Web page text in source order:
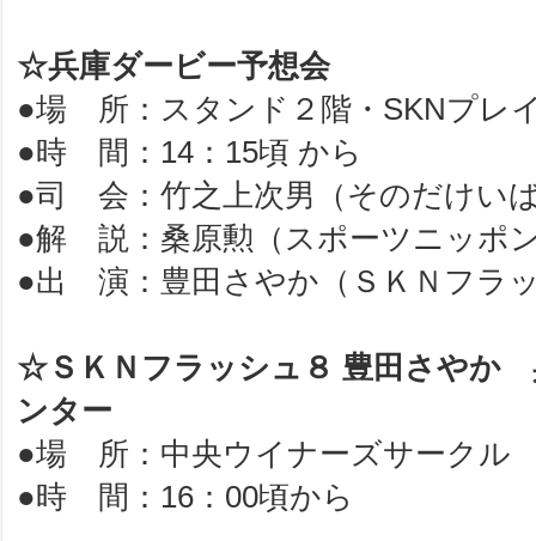
☆兵庫ダービー予想会
●場 所：スタンド２階・SKNプレ
●時 間：14：15頃 から
●司 会：竹之上次男（そのだけい
●解 説：桑原勲（スポーツニッポ
●出 演：豊田さやか（ＳＫＮフラ
☆ＳＫＮフラッシュ８ 豊田さやか
ンター
●場 所：中央ウイナーズサークル
●時 間：16：00頃から